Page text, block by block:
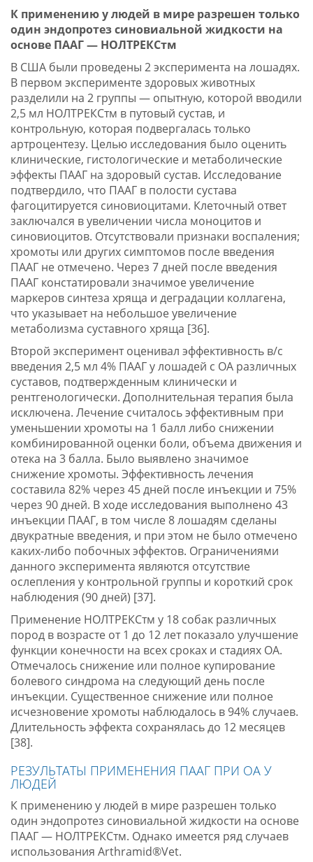
К применению у людей в мире разрешен только
один эндопротез синовиальной жидкости на
основе ПААГ — НОЛТРЕКСтм
В США были проведены 2 эксперимента на лошадях.
В первом эксперименте здоровых животных
разделили на 2 группы — опытную, которой вводили
2,5 мл НОЛТРЕКСтм в путовый сустав, и
контрольную, которая подвергалась только
артроцентезу. Целью исследования было оценить
клинические, гистологические и метаболические
эффекты ПААГ на здоровый сустав. Исследование
подтвердило, что ПААГ в полости сустава
фагоцитируется синовиоцитами. Клеточный ответ
заключался в увеличении числа моноцитов и
синовиоцитов. Отсутствовали признаки воспаления;
хромоты или других симптомов после введения
ПААГ не отмечено. Через 7 дней после введения
ПААГ констатировали значимое увеличение
маркеров синтеза хряща и деградации коллагена,
что указывает на небольшое увеличение
метаболизма суставного хряща [36].
Второй эксперимент оценивал эффективность в/с
введения 2,5 мл 4% ПААГ у лошадей с ОА различных
суставов, подтвержденным клинически и
рентгенологически. Дополнительная терапия была
исключена. Лечение считалось эффективным при
уменьшении хромоты на 1 балл либо снижении
комбинированной оценки боли, объема движения и
отека на 3 балла. Было выявлено значимое
снижение хромоты. Эффективность лечения
составила 82% через 45 дней после инъекции и 75%
через 90 дней. В ходе исследования выполнено 43
инъекции ПААГ, в том числе 8 лошадям сделаны
двукратные введения, и при этом не было отмечено
каких-либо побочных эффектов. Ограничениями
данного эксперимента являются отсутствие
ослепления у контрольной группы и короткий срок
наблюдения (90 дней) [37].
Применение НОЛТРЕКСтм у 18 собак различных
пород в возрасте от 1 до 12 лет показало улучшение
функции конечности на всех сроках и стадиях ОА.
Отмечалось снижение или полное купирование
болевого синдрома на следующий день после
инъекции. Существенное снижение или полное
исчезновение хромоты наблюдалось в 94% случаев.
Длительность эффекта сохранялась до 12 месяцев
[38].
РЕЗУЛЬТАТЫ ПРИМЕНЕНИЯ ПААГ ПРИ ОА У
ЛЮДЕЙ
К применению у людей в мире разрешен только
один эндопротез синовиальной жидкости на основе
ПААГ — НОЛТРЕКСтм. Однако имеется ряд случаев
использования Arthramid®Vet.